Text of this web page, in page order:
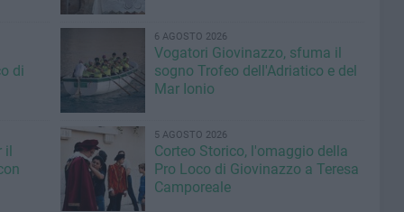
di
6 AGOSTO 2026
Vogatori Giovinazzo, sfuma il
sogno Trofeo dell'Adriatico e del
Mar Ionio
il
5 AGOSTO 2026
Corteo Storico, l'omaggio della
Pro Loco di Giovinazzo a Teresa
Camporeale